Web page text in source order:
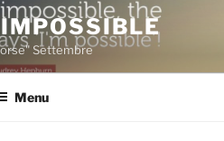
Settembre
Menu